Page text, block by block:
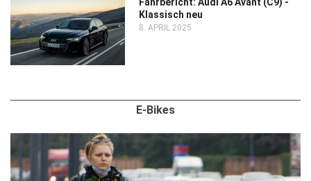
Klassisch neu
8. APRIL 2025
E-Bikes